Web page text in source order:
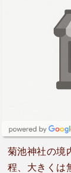
菊池神社の境
程、大きくは